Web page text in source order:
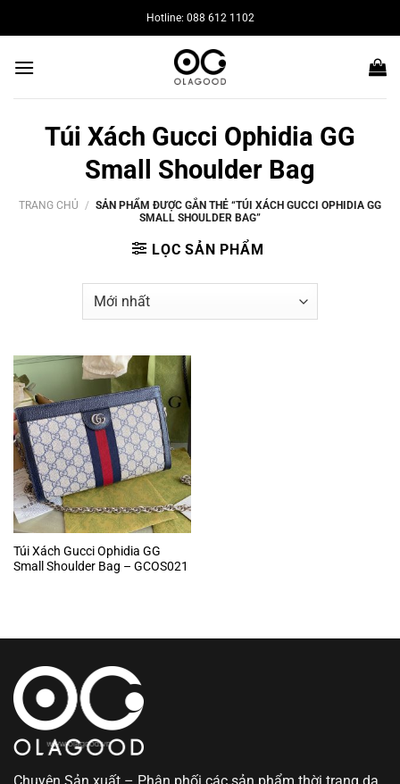
qua
dung
Hotline: 088 612 1102
Túi Xách Gucci Ophidia GG
Small Shoulder Bag
TRANG CHỦ / SẢN PHẨM ĐƯỢC GẮN THẺ “TÚI XÁCH GUCCI OPHIDIA GG
SMALL SHOULDER BAG”
LỌC SẢN PHẨM
Túi Xách Gucci Ophidia GG
Small Shoulder Bag – GCOS021